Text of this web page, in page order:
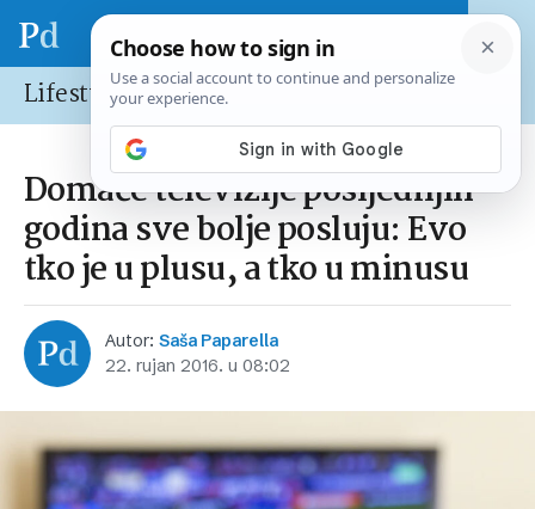
Lifestyle
Domaće televizije posljednjih
godina sve bolje posluju: Evo
tko je u plusu, a tko u minusu
Autor: Saša Paparella
22. rujan 2016. u 08:02